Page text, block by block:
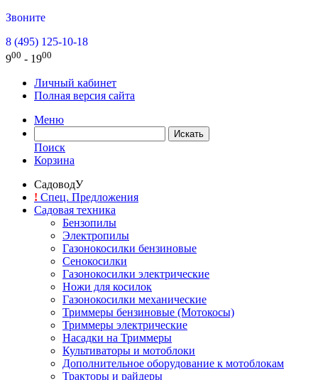
Звоните
8 (495) 125-10-18
900 - 1900
Личный кабинет
Полная версия сайта
Меню
Поиск
Корзина
СадоводУ
! Спец. Предложения
Садовая техника
Бензопилы
Электропилы
Газонокосилки бензиновые
Сенокосилки
Газонокосилки электрические
Ножи для косилок
Газонокосилки механические
Триммеры бензиновые (Мотокосы)
Триммеры электрические
Насадки на Триммеры
Культиваторы и мотоблоки
Дополнительное оборудование к мотоблокам
Тракторы и райдеры